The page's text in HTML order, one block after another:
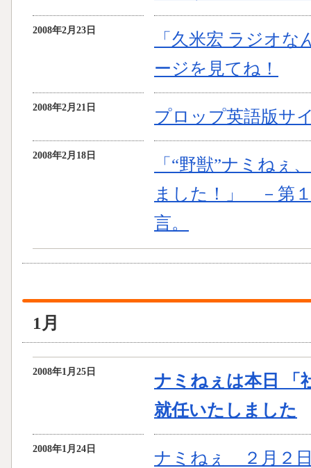
2008年2月23日
「久米宏 ラジオ
ージを見てね！
2008年2月21日 プロップ英語版サ
2008年2月18日
「“野獣”ナミねぇ
ました！」 －第
言。
1月
2008年1月25日
ナミねぇは本日 「
就任いたしました
2008年1月24日
ナミねぇ ２月２